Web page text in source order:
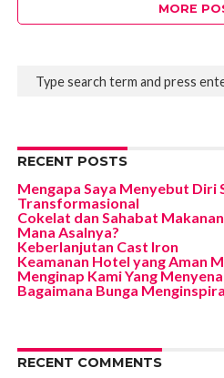
MORE
RECENT POSTS
Mengapa Saya Menyebut Diri
Transformasional
Cokelat dan Sahabat
Mana Asalnya?
Keberlanjutan Cast Iron
Keamanan Hotel yang Aman
Menginap Kami Yang
Bagaimana Bunga
RECENT COMMENTS